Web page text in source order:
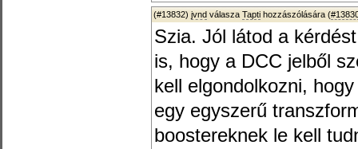
(#13832) jvnd válasza Tapti hozzászólására (
Szia. Jól látod a
is, hogy a DCC jelből
kell elgondolkozni,
egy egyszerű
boostereknek le kell